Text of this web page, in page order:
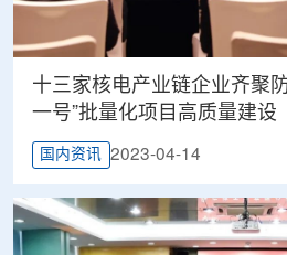
十三家核电产业链企业齐聚
一号”批量化项目高质量建设
国内资讯 2023-04-14